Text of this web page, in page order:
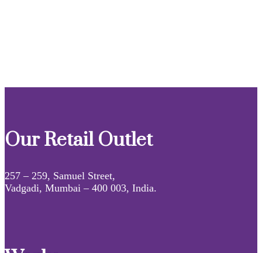
Our Retail Outlet
257 – 259, Samuel Street,
Vadgadi, Mumbai – 400 003, India.